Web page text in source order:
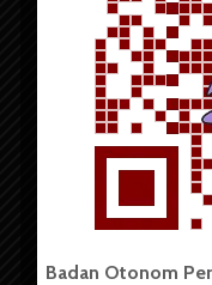
Copyright © 2023.
Badan Otonom